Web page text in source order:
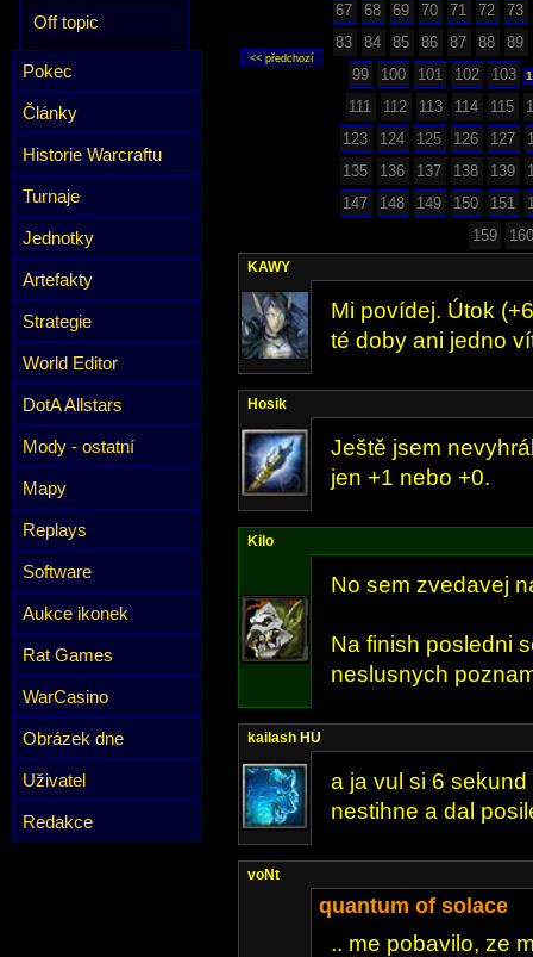
Off topic
Pokec
Články
Historie Warcraftu
Turnaje
Jednotky
Artefakty
Strategie
World Editor
DotA Allstars
Mody - ostatní
Mapy
Replays
Software
Aukce ikonek
Rat Games
WarCasino
Obrázek dne
Uživatel
Redakce
67
68 69 70 71 72
73
83
84 85 86 87 88
89
99
100 101 102 103
111 112 113 114 115
123
124 125 126 127
135
136 137 138 139
147
148 149 150 151
159
160
KAWY
Mi povídej. Útok
té doby ani jedno
Hosik
Ještě jsem
jen +1 nebo +0.
Kilo
No sem zvedavej
Na finish posledni
neslusnych
kailash HU
a ja vul si 6
nestihne a dal
voNt
quantum of solace
.. me pobavilo, ze